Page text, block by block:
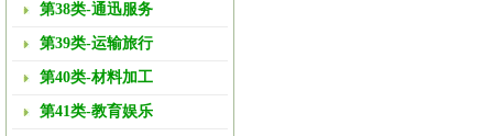
第38类-通迅服务
第39类-运输旅行
第40类-材料加工
第41类-教育娱乐